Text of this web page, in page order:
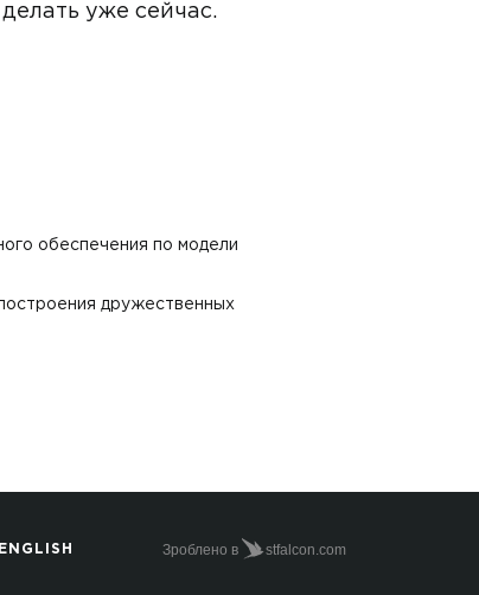
уже сейчас.
обеспечения по модели
дружественных
Зроблено в stfalcon.com